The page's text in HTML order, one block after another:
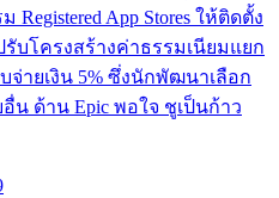
Registered App Stores ให้ติดตั้ง
บโครงสร้างค่าธรรมเนียมแยก
จ่ายเงิน 5% ซึ่งนักพัฒนาเลือก
น ด้าน Epic พอใจ ชูเป็นก้าว